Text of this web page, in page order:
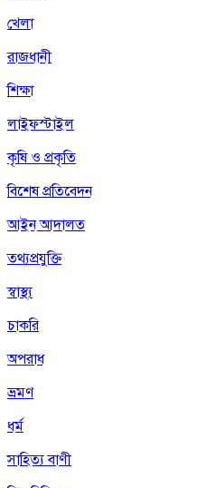
খেলা
রাজধানী
শিক্ষা
লাইফস্টাইল
কৃষি ও প্রকৃতি
বিশেষ প্রতিবেদন
আইন আদালত
তথ্যপ্রযুক্তি
স্বাস্থ্য
চাকরি
অপরাধ
ভ্রমণ
ধর্ম
সাহিত্য বাণী